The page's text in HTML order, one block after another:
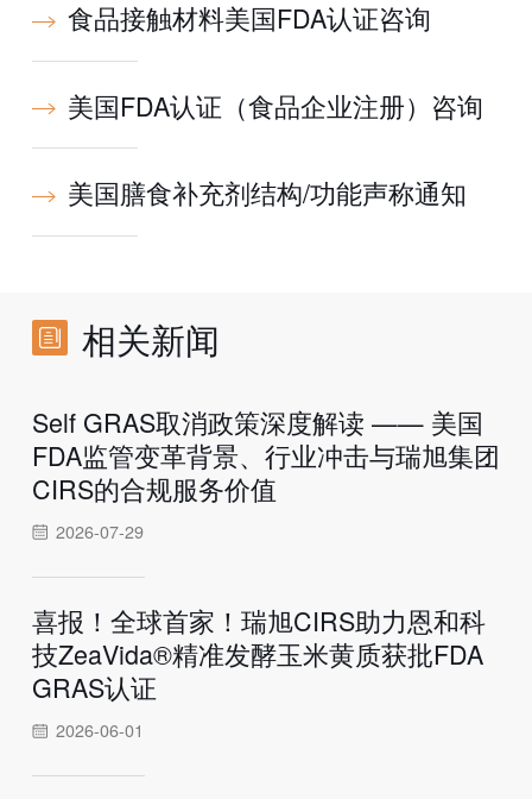
食品接触材料美国FDA认证咨询
美国FDA认证（食品企业注册）咨询
美国膳食补充剂结构/功能声称通知
相关新闻
Self GRAS取消政策深度解读 —— 美国
FDA监管变革背景、行业冲击与瑞旭集团
CIRS的合规服务价值
2026-07-29
喜报！全球首家！瑞旭CIRS助力恩和科
技ZeaVida®精准发酵玉米黄质获批FDA
GRAS认证
2026-06-01